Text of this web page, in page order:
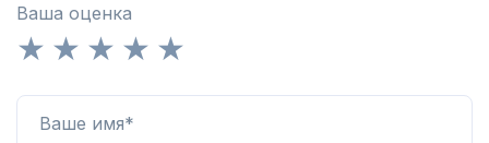
Ваша оценка